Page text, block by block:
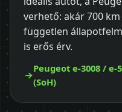
verhető: akár 700
független
is erős érv.
Peugeot e-3008 /
(SoH)